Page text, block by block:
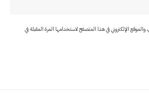
والموقع الإلكتروني في هذا المتصفح لاستخدامها المرة المقبلة في